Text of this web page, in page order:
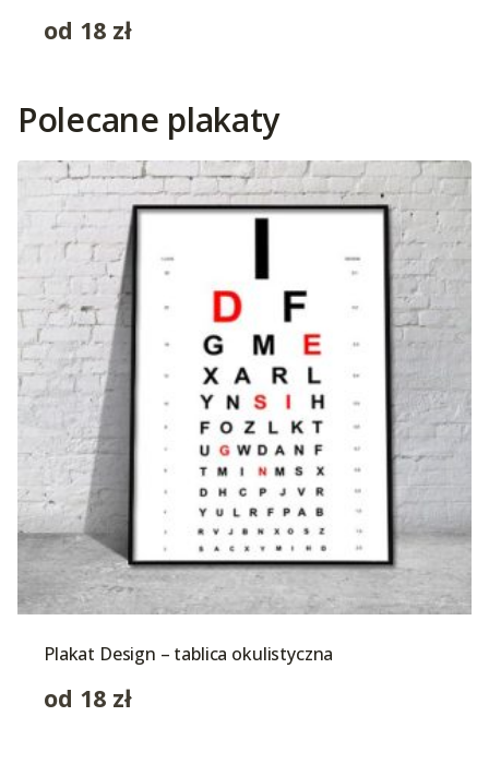
od 18 zł
Polecane plakaty
Plakat Design – tablica okulistyczna
od 18 zł